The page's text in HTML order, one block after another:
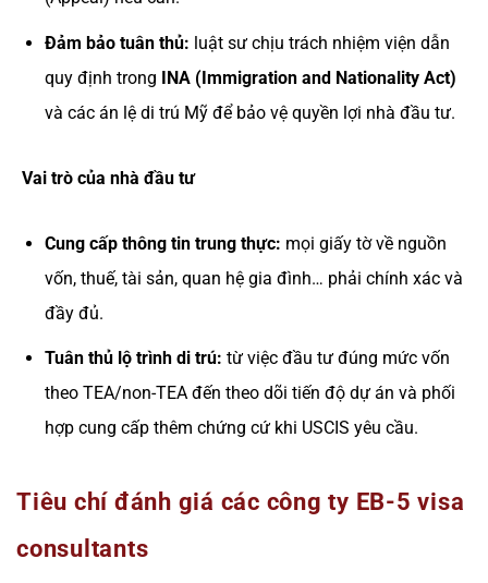
Đảm bảo tuân thủ: luật sư chịu trách nhiệm viện dẫn
quy định trong INA (Immigration and Nationality Act)
và các án lệ di trú Mỹ để bảo vệ quyền lợi nhà đầu tư.
Vai trò của nhà đầu tư
Cung cấp thông tin trung thực: mọi giấy tờ về nguồn
vốn, thuế, tài sản, quan hệ gia đình… phải chính xác và
đầy đủ.
Tuân thủ lộ trình di trú: từ việc đầu tư đúng mức vốn
theo TEA/non-TEA đến theo dõi tiến độ dự án và phối
hợp cung cấp thêm chứng cứ khi USCIS yêu cầu.
Tiêu chí đánh giá các công ty EB-5 visa
consultants